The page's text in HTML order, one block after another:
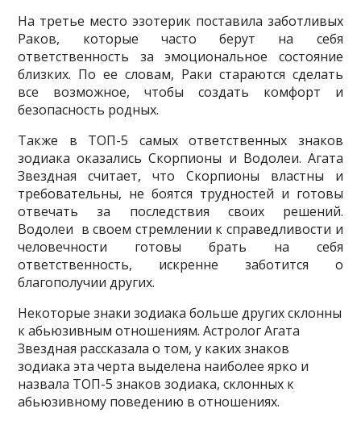
На третье место эзотерик поставила заботливых
Раков, которые часто берут на себя
ответственность за эмоциональное состояние
близких. По ее словам, Раки стараются сделать
все возможное, чтобы создать комфорт и
безопасность родных.
Также в ТОП-5 самых ответственных знаков
зодиака оказались Скорпионы и Водолеи. Агата
Звездная считает, что Скорпионы властны и
требовательны, не боятся трудностей и готовы
отвечать за последствия своих решений.
Водолеи в своем стремлении к справедливости и
человечности готовы брать на себя
ответственность, искренне заботится о
благополучии других.
Некоторые знаки зодиака больше других склонны
к абьюзивным отношениям. Астролог Агата
Звездная рассказала о том, у каких знаков
зодиака эта черта выделена наиболее ярко и
назвала ТОП-5 знаков зодиака, склонных к
абьюзивному поведению в отношениях.